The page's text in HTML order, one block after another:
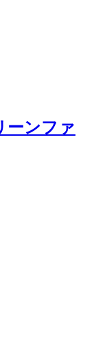
ーンファ